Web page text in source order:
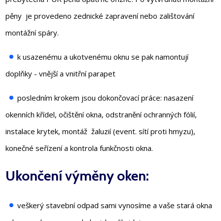
pěny je provedeno zednické zapravení nebo zalištování
montážní spáry.
k usazenému a ukotvenému oknu se pak namontují
doplňky - vnější a vnitřní parapet
posledním krokem jsou dokončovací práce: nasazení
okenních křídel, očištění okna, odstranění ochranných fólií,
instalace krytek, montáž žaluzií (event. sítí proti hmyzu),
konečné seřízení a kontrola funkčnosti okna.
Ukončení výměny oken:
veškerý stavební odpad sami vynosíme a vaše stará okna